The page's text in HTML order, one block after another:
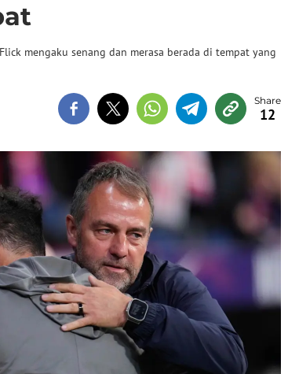
mengaku senang dan merasa berada di tempat yang
12